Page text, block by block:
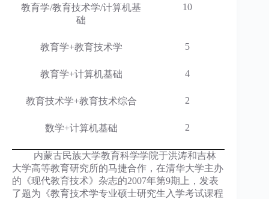
教育学/教育技术学/计算机基
础
10
教育学+教育技术学 5
教育学+计算机基础 4
教育技术学+教育技术综合 2
数学+计算机基础 2
内蒙古民族大学教育科学学院于洪涛和吉林
大学高等教育研究所的马捷合作，在清华大学主办
的《现代教育技术》杂志的2007年第9期上，发表
了题为《教育技术学专业硕士研究生入学考试课程